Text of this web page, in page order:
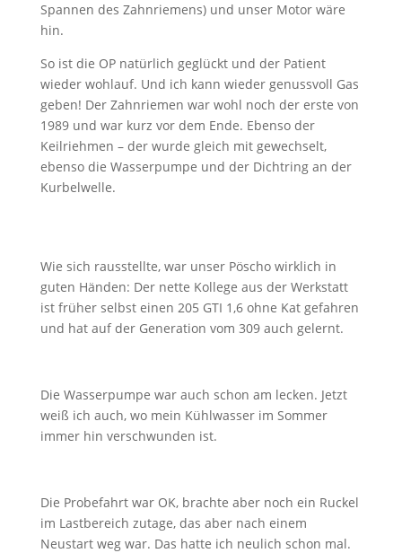
Spannen des Zahnriemens) und unser Motor wäre
hin.
So ist die OP natürlich geglückt und der Patient
wieder wohlauf. Und ich kann wieder genussvoll Gas
geben! Der Zahnriemen war wohl noch der erste von
1989 und war kurz vor dem Ende. Ebenso der
Keilriehmen – der wurde gleich mit gewechselt,
ebenso die Wasserpumpe und der Dichtring an der
Kurbelwelle.
Wie sich rausstellte, war unser Pöscho wirklich in
guten Händen: Der nette Kollege aus der Werkstatt
ist früher selbst einen 205 GTI 1,6 ohne Kat gefahren
und hat auf der Generation vom 309 auch gelernt.
Die Wasserpumpe war auch schon am lecken. Jetzt
weiß ich auch, wo mein Kühlwasser im Sommer
immer hin verschwunden ist.
Die Probefahrt war OK, brachte aber noch ein Ruckel
im Lastbereich zutage, das aber nach einem
Neustart weg war. Das hatte ich neulich schon mal.